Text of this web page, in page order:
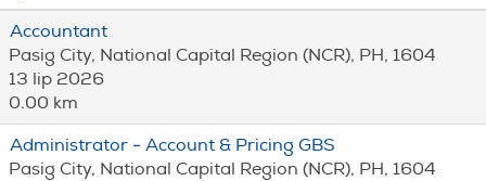
Accountant
Pasig City, National Capital Region (NCR), PH, 1604
13 lip 2026
0.00 km
Administrator - Account & Pricing GBS
Pasig City, National Capital Region (NCR), PH, 1604